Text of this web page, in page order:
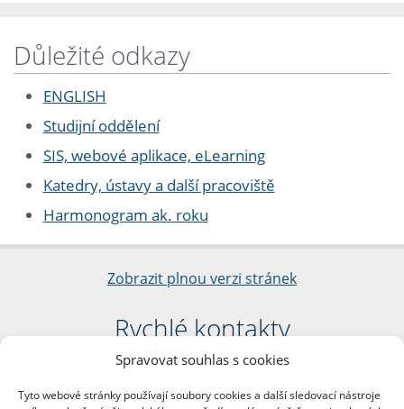
Spravovat souhlas s cookies
Tyto webové stránky používají soubory cookies a další sledovací nástroje
Důležité odkazy
ENGLISH
Studijní oddělení
SIS, webové aplikace, eLearning
Katedry, ústavy a další pracoviště
Harmonogram ak. roku
Zobrazit plnou verzi stránek
Rychlé kontakty
Filozofická fakulta
nám. Jana Palacha 1/2